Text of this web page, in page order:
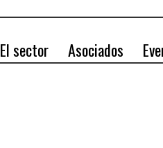
El sector Asociados